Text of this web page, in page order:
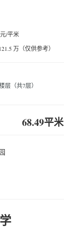
元/平米
万（仅供参考）
层（共7层）
68.49平米